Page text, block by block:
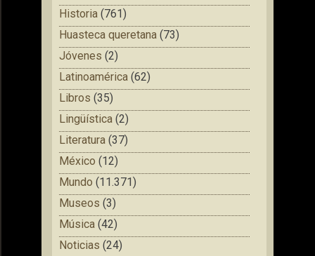
Historia (761)
Huasteca queretana (73)
Jóvenes (2)
Latinoamérica (62)
Libros (35)
Lingüística (2)
Literatura (37)
México (12)
Mundo (11.371)
Museos (3)
Música (42)
Noticias (24)